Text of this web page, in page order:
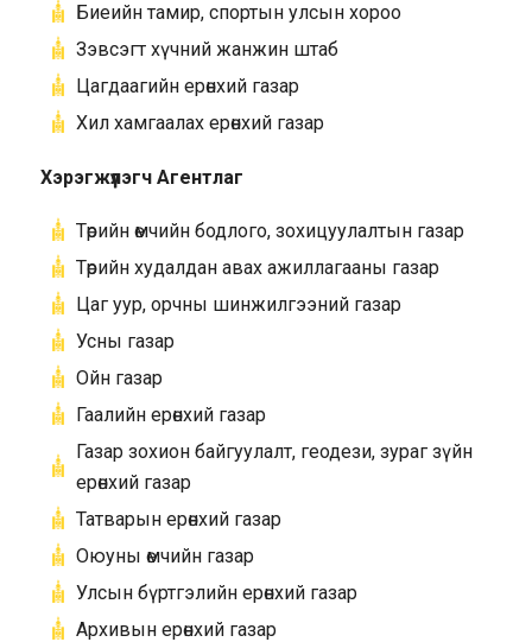
Биеийн тамир, спортын улсын хороо
Зэвсэгт хүчний жанжин штаб
Цагдаагийн ерөнхий газар
Хил хамгаалах ерөнхий газар
Хэрэгжүүлэгч Агентлаг
Төрийн өмчийн бодлого, зохицуулалтын газар
Төрийн худалдан авах ажиллагааны газар
Цаг уур, орчны шинжилгээний газар
Усны газар
Ойн газар
Гаалийн ерөнхий газар
Газар зохион байгуулалт, геодези, зураг зүйн
ерөнхий газар
Татварын ерөнхий газар
Оюуны өмчийн газар
Улсын бүртгэлийн ерөнхий газар
Архивын ерөнхий газар